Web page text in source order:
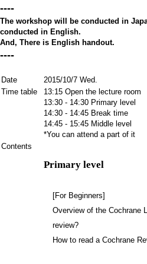
----
The workshop will be conducted in
conducted in English.
And, There is English handout.
----
Date
2015/10/7 Wed.
Time table
13:15 Open the lecture room
13:30 - 14:30 Primary level
14:30 - 14:45 Break time
14:45 - 15:45 Middle level
*You can attend a part of it
Contents
Primary level
[For Beginners]
Overview of the Cochrane
review?
How to read a Cochrane